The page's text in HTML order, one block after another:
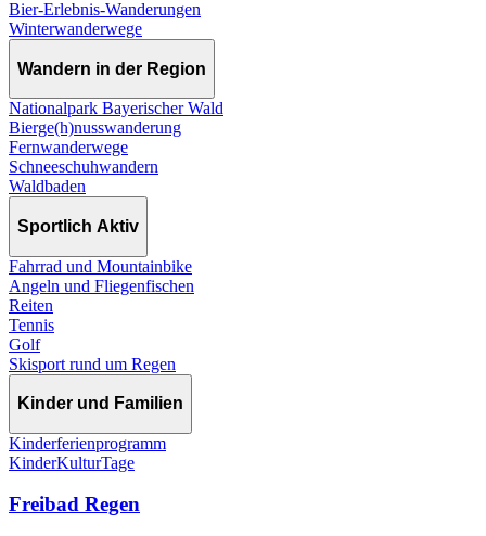
Bier-Erlebnis-Wanderungen
Winterwanderwege
Wandern in der Region
Nationalpark Bayerischer Wald
Bierge(h)nusswanderung
Fernwanderwege
Schneeschuhwandern
Waldbaden
Sportlich Aktiv
Fahrrad und Mountainbike
Angeln und Fliegenfischen
Reiten
Tennis
Golf
Skisport rund um Regen
Kinder und Familien
Kinderferienprogramm
KinderKulturTage
Freibad Regen